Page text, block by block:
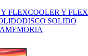
COOLER Y FLEX
DISCO SOLIDO
MEMORIA